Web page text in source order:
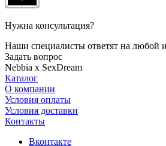
Нужна консультация?
Наши специалисты ответят на любой
Задать вопрос
Nebbia x SexDream
Каталог
О компании
Условия оплаты
Условия доставки
Контакты
Вконтакте